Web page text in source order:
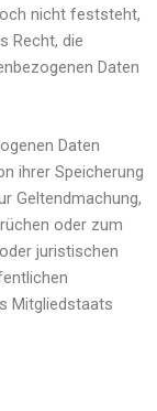
nicht feststeht,
Recht, die
Daten
Daten
ihrer Speicherung
Geltendmachung,
oder zum
juristischen
Mitgliedstaats